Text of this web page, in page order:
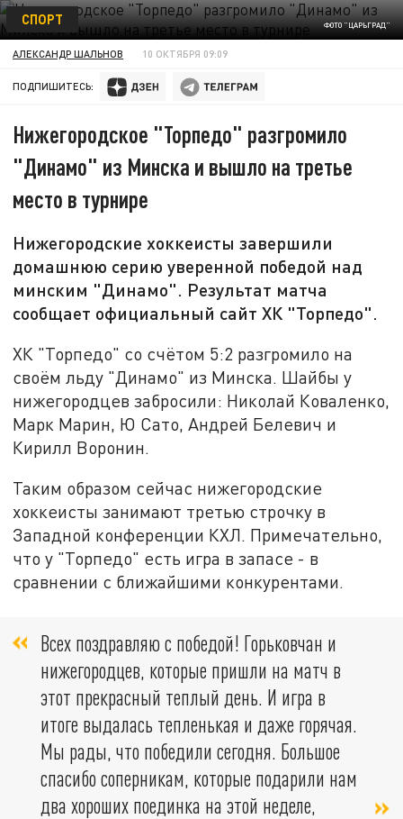
ФОТО "ЦАРЬГРАД"
СПОРТ
АЛЕКСАНДР ШАЛЬНОВ 10 ОКТЯБРЯ 09:09
ПОДПИШИТЕСЬ:
Нижегородское "Торпедо" разгромило
"Динамо" из Минска и вышло на третье
место в турнире
Нижегородские хоккеисты завершили
домашнюю серию уверенной победой над
минским "Динамо". Результат матча
сообщает официальный сайт ХК "Торпедо".
ХК "Торпедо" со счётом 5:2 разгромило на
своём льду "Динамо" из Минска. Шайбы у
нижегородцев забросили: Николай Коваленко,
Марк Марин, Ю Сато, Андрей Белевич и
Кирилл Воронин.
Таким образом сейчас нижегородские
хоккеисты занимают третью строчку в
Западной конференции КХЛ. Примечательно,
что у "Торпедо" есть игра в запасе - в
сравнении с ближайшими конкурентами.
Всех поздравляю с победой! Горьковчан и
нижегородцев, которые пришли на матч в
этот прекрасный теплый день. И игра в
итоге выдалась тепленькая и даже горячая.
Мы рады, что победили сегодня. Большое
спасибо соперникам, которые подарили нам
два хороших поединка на этой неделе,